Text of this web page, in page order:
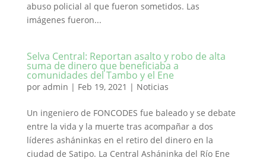
abuso policial al que fueron sometidos. Las
imágenes fueron...
Selva Central: Reportan asalto y robo de alta
suma de dinero que beneficiaba a
comunidades del Tambo y el Ene
por admin | Feb 19, 2021 | Noticias
Un ingeniero de FONCODES fue baleado y se debate
entre la vida y la muerte tras acompañar a dos
líderes asháninkas en el retiro del dinero en la
ciudad de Satipo. La Central Asháninka del Río Ene